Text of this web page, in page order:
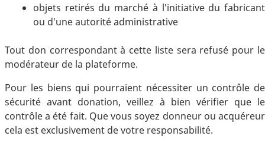
objets retirés du marché à l'initiative du fabricant
ou d'une autorité administrative
Tout don correspondant à cette liste sera refusé pour le
modérateur de la plateforme.
Pour les biens qui pourraient nécessiter un contrôle de
sécurité avant donation, veillez à bien vérifier que le
contrôle a été fait. Que vous soyez donneur ou acquéreur
cela est exclusivement de votre responsabilité.